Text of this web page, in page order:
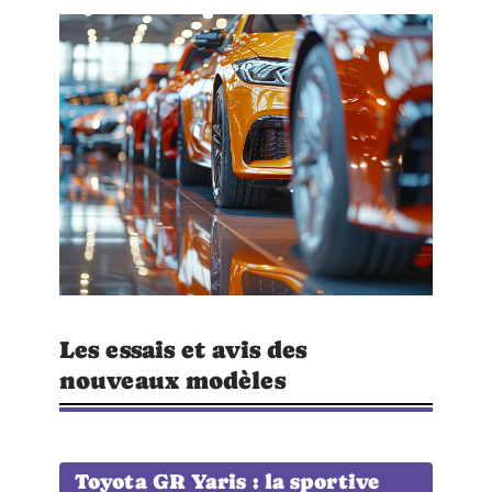
Les essais et avis des
nouveaux modèles
Toyota GR Yaris : la sportive